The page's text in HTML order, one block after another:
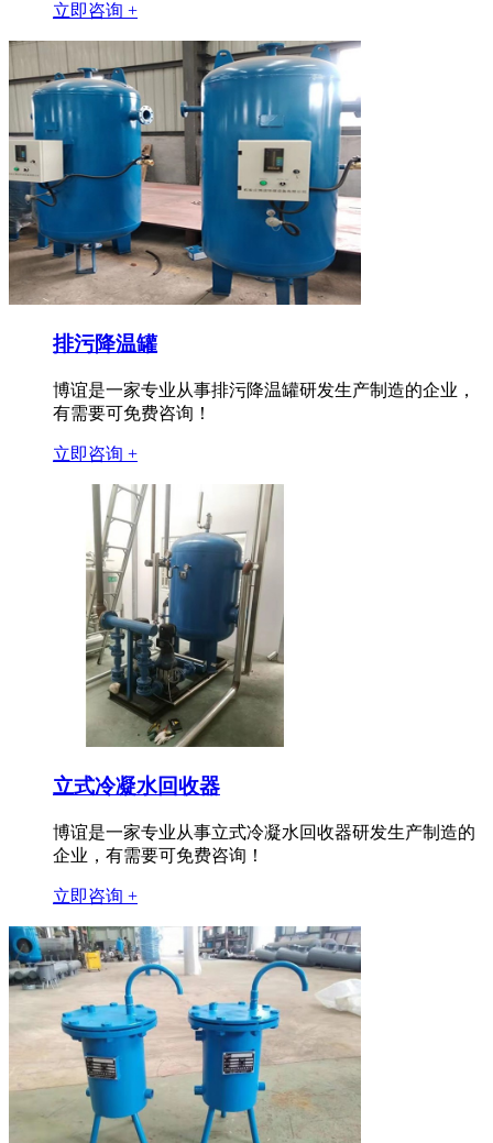
立即咨询 +
排污降温罐
博谊是一家专业从事排污降温罐研发生产制造的企业，
有需要可免费咨询！
立即咨询 +
立式冷凝水回收器
博谊是一家专业从事立式冷凝水回收器研发生产制造的
企业，有需要可免费咨询！
立即咨询 +